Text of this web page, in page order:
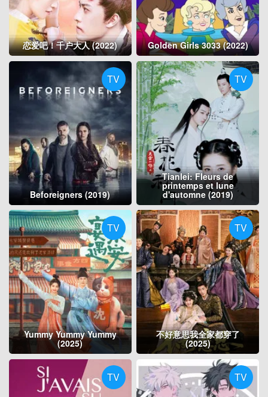
恋爱吧！千户大人 (2022) Golden Girls 3033 (2022)
TV
Beforeigners (2019)
TV
Tianlei: Fleurs de
printemps et lune
d'automne (2019)
TV
Yummy Yummy Yummy
(2025)
TV
不好意思我全家都穿了
(2025)
TV TV